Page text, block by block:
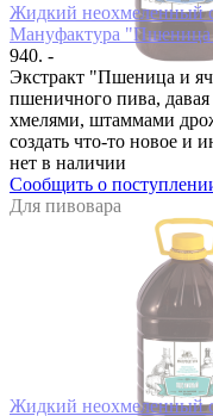
Жидкий неохмеленный
Мануфактура "Пшеница
940. -
Экстракт "Пшеница и
пшеничного пива,
хмелями, штаммами
создать что-то новое и
нет в наличии
Сообщить о
Для пивовара
Жидкий неохмеленный